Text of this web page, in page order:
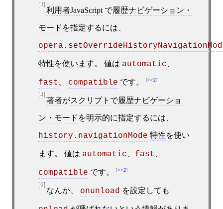
[3]
利用者JavaScriptで履歴ナビゲーション・
モード を指定するには、
特性を使います。 値は automatic
fast compatible です。 >>2
[4]
著者がスクリプト で履歴ナビゲーショ
ン・モード を明示的に指定するには、
history.navigationMode 特性を使い
ます。 値は automatic fast
compatible です。 >>2
[6]
なんか、 onunload を設定しても